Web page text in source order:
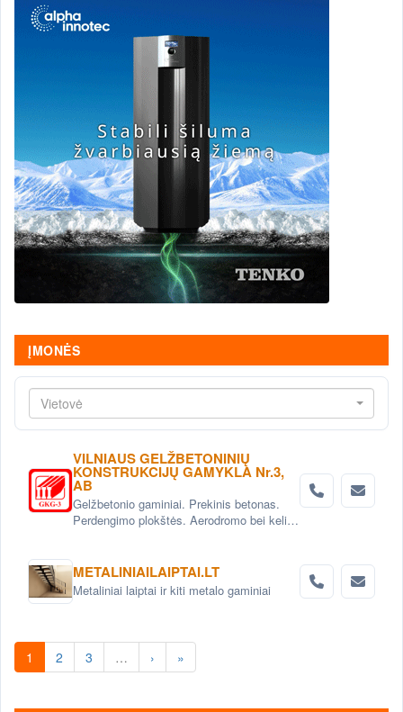
ĮMONĖS
Vietovė
VILNIAUS GELŽBETONINIŲ
KONSTRUKCIJŲ GAMYKLA Nr.3,
AB
Gelžbetonio gaminiai. Prekinis betonas.
Perdengimo plokštės. Aerodromo bei kelio
METALINIAILAIPTAI.LT
Metaliniai laiptai ir kiti metalo gaminiai
1 2 3 … › »